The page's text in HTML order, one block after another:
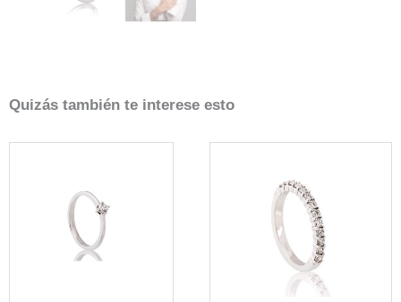
Quizás también te interese esto